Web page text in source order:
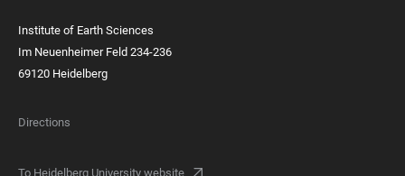
Institute of Earth Sciences
Im Neuenheimer Feld 234-236
69120 Heidelberg
Directions
To Heidelberg University website